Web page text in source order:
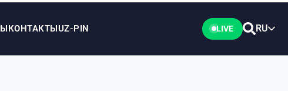
КОНТАКТЫUZ-PIN LIVE RU